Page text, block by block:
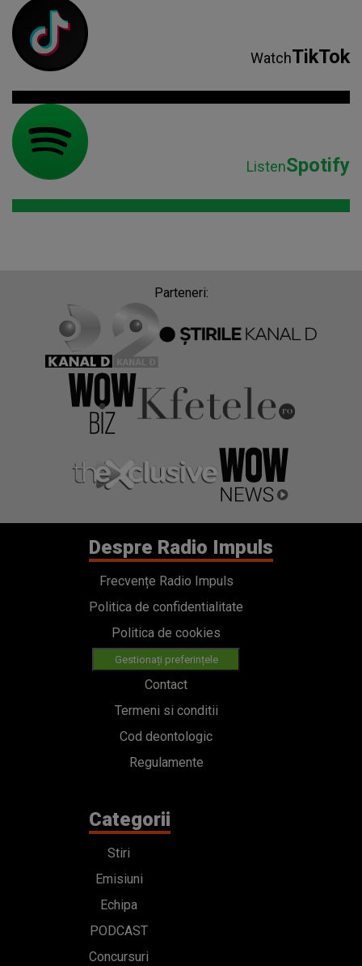
WatchTikTok
ListenSpotify
Parteneri:
Despre Radio Impuls
Frecvențe Radio Impuls
Politica de confidentialitate
Politica de cookies
Gestionați preferințele
Contact
Termeni si conditii
Cod deontologic
Regulamente
Categorii
Stiri
Emisiuni
Echipa
PODCAST
Concursuri